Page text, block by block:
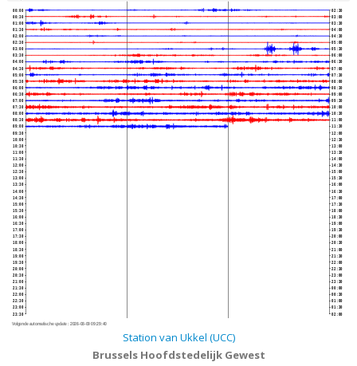
00:00
00:30
01:00
01:30
02:00
02:30
03:00
03:30
04:00
04:30
05:00
05:30
06:00
06:30
07:00
07:30
08:00
08:30
09:00
09:30
10:00
10:30
11:00
11:30
12:00
12:30
13:00
13:30
14:00
14:30
15:00
15:30
16:00
16:30
17:00
17:30
18:00
18:30
19:00
19:30
20:00
20:30
21:00
21:30
22:00
22:30
23:00
23:30
02:30
03:00
03:30
04:00
04:30
05:00
05:30
06:00
06:30
07:00
07:30
08:00
08:30
09:00
09:30
10:00
10:30
11:00
11:30
12:00
12:30
13:00
13:30
14:00
14:30
15:00
15:30
16:00
16:30
17:00
17:30
18:00
18:30
19:00
19:30
20:00
20:30
21:00
21:30
22:00
22:30
23:00
23:30
00:00
00:30
01:00
01:30
02:00
Volgende automatische update : 2026-08-09 09:29:40
Station van Ukkel (UCC)
Brussels Hoofdstedelijk Gewest